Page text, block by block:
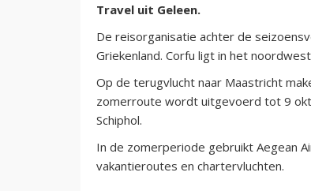
Travel uit Geleen.
De reisorganisatie achter de
Griekenland. Corfu ligt in het
Op de terugvlucht naar Maastricht
zomerroute wordt uitgevoerd tot 9
Schiphol.
In de zomerperiode gebruikt Aegean
vakantieroutes en chartervluchten.